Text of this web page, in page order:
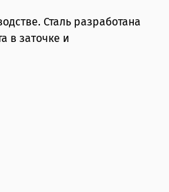
Сталь разработана
в заточке и